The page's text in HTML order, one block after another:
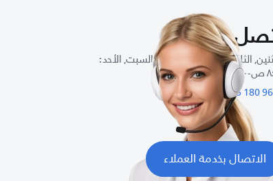
بنا
الثلاثاء, الأربعاء, الخميس, السبت, الأحد :
م
الاتصال بخدمة العملاء